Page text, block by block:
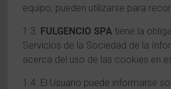
equipo, pueden utilizarse para
1.3. FULGENCIO SPAtiene la
Servicios de la Sociedad de la
acerca del uso de las cookies en
1.4. El Usuario puede informarse